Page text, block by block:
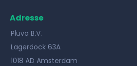
Adresse
Pluvo B.V.
Lagerdock 63A
1018 AD Amsterdam